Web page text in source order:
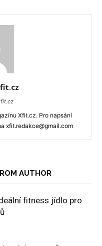
Xfit.cz. Pro napsání
xfit.redakce@gmail.com
AUTHOR
fitness jídlo pro